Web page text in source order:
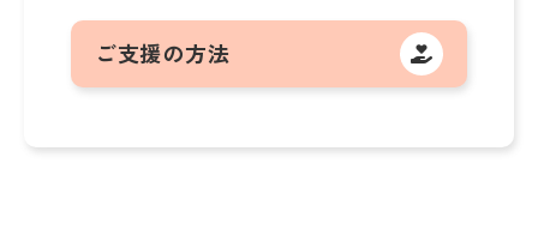
ご支援の方法